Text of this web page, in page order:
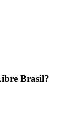
Brasil?